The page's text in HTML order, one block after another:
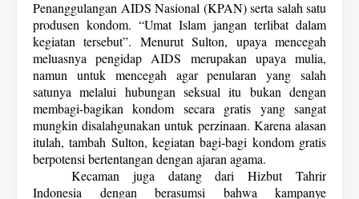
Penanggulangan AIDS Nasional (KPAN) serta salah satu
produsen kondom. “Umat Islam jangan terlibat dalam
kegiatan tersebut”. Menurut Sulton, upaya mencegah
meluasnya pengidap AIDS merupakan upaya mulia,
namun untuk mencegah agar penularan yang salah
satunya melalui hubungan seksual itu bukan dengan
membagi-bagikan kondom secara gratis yang sangat
mungkin disalahgunakan untuk perzinaan. Karena alasan
itulah, tambah Sulton, kegiatan bagi-bagi kondom gratis
berpotensi bertentangan dengan ajaran agama.
Kecaman juga datang dari Hizbut Tahrir
Indonesia dengan berasumsi bahwa kampanye